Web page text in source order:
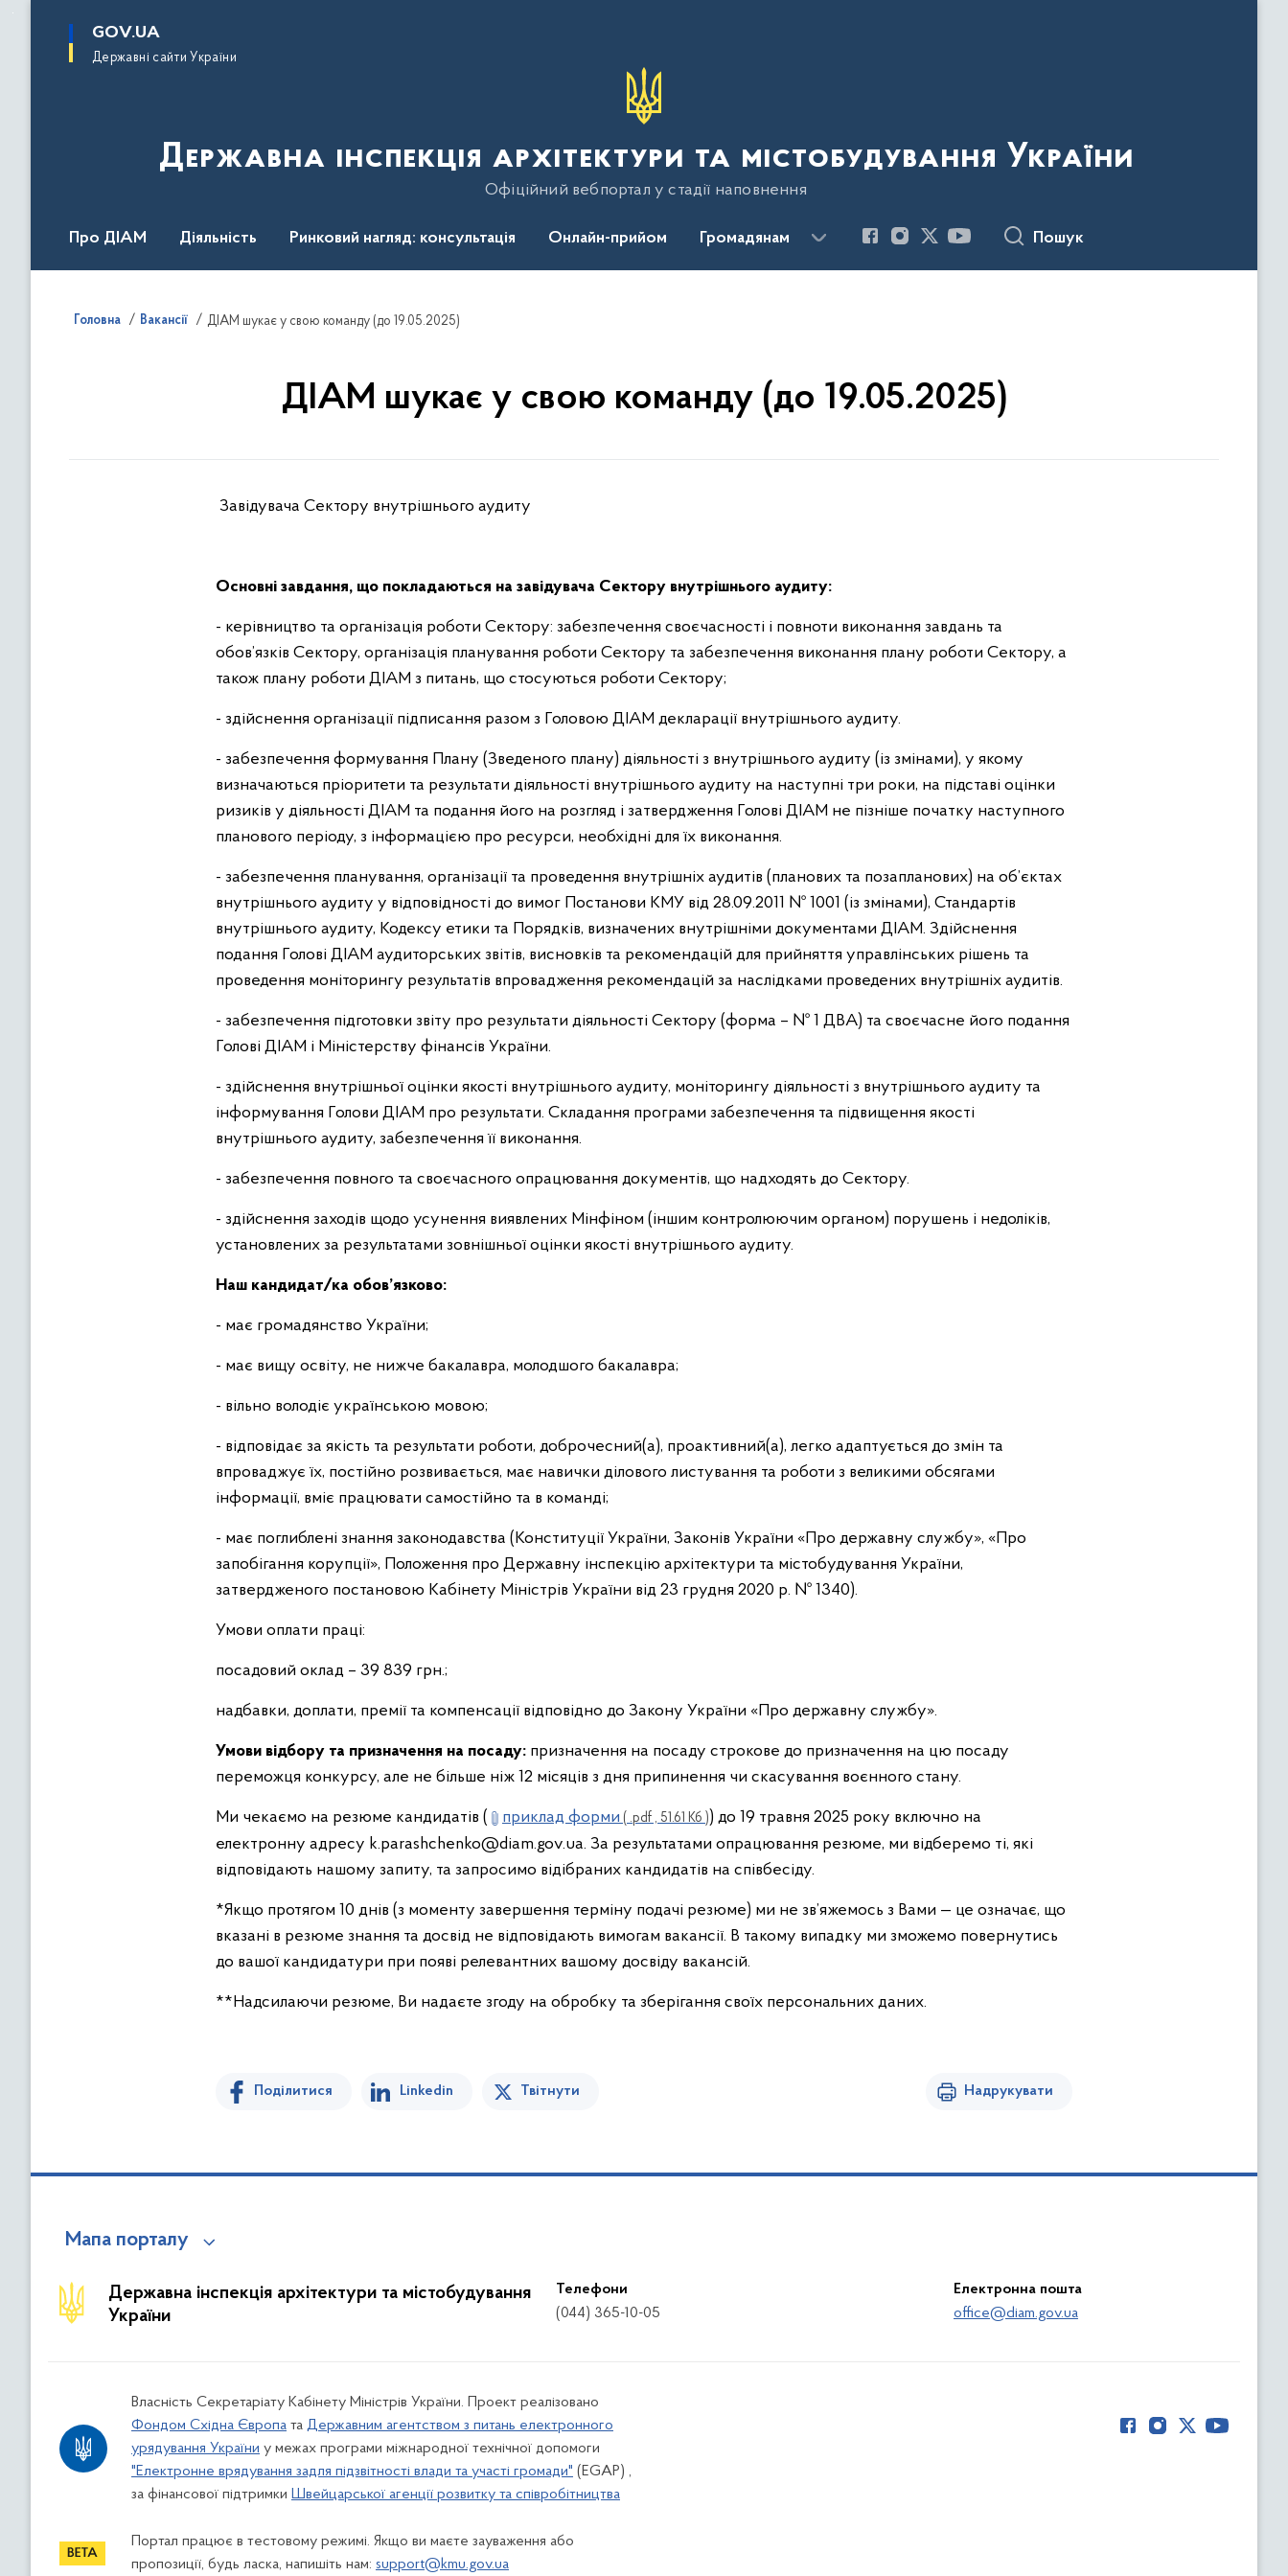
основного
GOV.UA
Державні сайти України
Державна інспекція архітектури та містобудування України
Офіційний вебпортал у стадії наповнення
Про ДІАМ Діяльність Ринковий нагляд: консультація Онлайн-прийом Громадянам Пошук
Головна Вакансії ДІАМ шукає у свою команду (до 19.05.2025)
ДІАМ шукає у свою команду (до 19.05.2025)
Завідувача Сектору внутрішнього аудиту
Основні завдання, що покладаються на завідувача Сектору внутрішнього аудиту:
- керівництво та організація роботи Сектору: забезпечення своєчасності і повноти виконання завдань та
обов’язків Сектору, організація планування роботи Сектору та забезпечення виконання плану роботи Сектору, а
також плану роботи ДІАМ з питань, що стосуються роботи Сектору;
- здійснення організації підписання разом з Головою ДІАМ декларації внутрішнього аудиту.
- забезпечення формування Плану (Зведеного плану) діяльності з внутрішнього аудиту (із змінами), у якому
визначаються пріоритети та результати діяльності внутрішнього аудиту на наступні три роки, на підставі оцінки
ризиків у діяльності ДІАМ та подання його на розгляд і затвердження Голові ДІАМ не пізніше початку наступного
планового періоду, з інформацією про ресурси, необхідні для їх виконання.
- забезпечення планування, організації та проведення внутрішніх аудитів (планових та позапланових) на об’єктах
внутрішнього аудиту у відповідності до вимог Постанови КМУ від 28.09.2011 № 1001 (із змінами), Стандартів
внутрішнього аудиту, Кодексу етики та Порядків, визначених внутрішніми документами ДІАМ. Здійснення
подання Голові ДІАМ аудиторських звітів, висновків та рекомендацій для прийняття управлінських рішень та
проведення моніторингу результатів впровадження рекомендацій за наслідками проведених внутрішніх аудитів.
- забезпечення підготовки звіту про результати діяльності Сектору (форма – № 1 ДВА) та своєчасне його подання
Голові ДІАМ і Міністерству фінансів України.
- здійснення внутрішньої оцінки якості внутрішнього аудиту, моніторингу діяльності з внутрішнього аудиту та
інформування Голови ДІАМ про результати. Складання програми забезпечення та підвищення якості
внутрішнього аудиту, забезпечення її виконання.
- забезпечення повного та своєчасного опрацювання документів, що надходять до Сектору.
- здійснення заходів щодо усунення виявлених Мінфіном (іншим контролюючим органом) порушень і недоліків,
установлених за результатами зовнішньої оцінки якості внутрішнього аудиту.
Наш кандидат/ка обов’язково:
- має громадянство України;
- має вищу освіту, не нижче бакалавра, молодшого бакалавра;
- вільно володіє українською мовою;
- відповідає за якість та результати роботи, доброчесний(а), проактивний(а), легко адаптується до змін та
впроваджує їх, постійно розвивається, має навички ділового листування та роботи з великими обсягами
інформації, вміє працювати самостійно та в команді;
- має поглиблені знання законодавства (Конституції України, Законів України «Про державну службу», «Про
запобігання корупції», Положення про Державну інспекцію архітектури та містобудування України,
затвердженого постановою Кабінету Міністрів України від 23 грудня 2020 р. № 1340).
Умови оплати праці:
посадовий оклад – 39 839 грн.;
надбавки, доплати, премії та компенсації відповідно до Закону України «Про державну службу».
Умови відбору та призначення на посаду: призначення на посаду строкове до призначення на цю посаду
переможця конкурсу, але не більше ніж 12 місяців з дня припинення чи скасування воєнного стану.
Ми чекаємо на резюме кандидатів ( приклад форми ( .pdf , 51.61 Кб )) до 19 травня 2025 року включно на
електронну адресу k.parashchenko@diam.gov.ua. За результатами опрацювання резюме, ми відберемо ті, які
відповідають нашому запиту, та запросимо відібраних кандидатів на співбесіду.
*Якщо протягом 10 днів (з моменту завершення терміну подачі резюме) ми не зв’яжемось з Вами — це означає, що
вказані в резюме знання та досвід не відповідають вимогам вакансії. В такому випадку ми зможемо повернутись
до вашої кандидатури при появі релевантних вашому досвіду вакансій.
**Надсилаючи резюме, Ви надаєте згоду на обробку та зберігання своїх персональних даних.
Поділитися Linkedin Твітнути Надрукувати
Мапа порталу
Державна інспекція архітектури та містобудування
України
Телефони
(044) 365-10-05
Електронна пошта
office@diam.gov.ua
Власність Секретаріату Кабінету Міністрів України. Проект реалізовано
Фондом Східна Європа та Державним агентством з питань електронного
урядування України у межах програми міжнародної технічної допомоги
"Електронне врядування задля підзвітності влади та участі громади" (EGAP) ,
за фінансової підтримки Швейцарської агенції розвитку та співробітництва
Портал працює в тестовому режимі. Якщо ви маєте зауваження або
пропозиції, будь ласка, напишіть нам: support@kmu.gov.ua